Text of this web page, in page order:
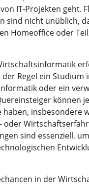
IT-Projekten geht.
sind nicht unüblich,
Homeoffice oder
Regel ein Studium
oder ein
können
haben, insbesondere
oder
sind essenziell,
in der